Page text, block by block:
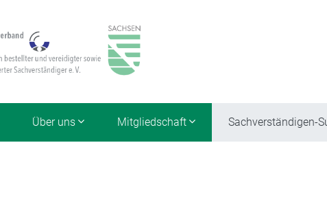
Über uns Mitgliedschaft Sachverständigen-